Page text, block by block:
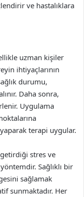
ve hastalıklara
uzman kişiler
ihtiyaçlarının
durumu,
Daha sonra,
Uygulama
terapi uygular.
stres ve
Sağlıklı bir
sağlamak
sunmaktadır. Her